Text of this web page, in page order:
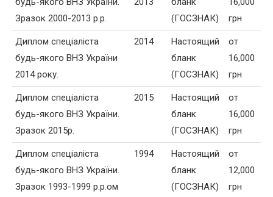
Зразок 2000-2013 р.р.
(ГОСЗНАК)
грн
Диплом спеціаліста
будь-якого ВНЗ України
2014 року.
2014
Настоящий
бланк
(ГОСЗНАК)
от
16,000
грн
Диплом спеціаліста
будь-якого ВНЗ України.
Зразок 2015р.
2015
Настоящий
бланк
(ГОСЗНАК)
от
16,000
грн
Диплом спеціаліста
будь-якого ВНЗ України.
Зразок 1993-1999 р.р.ом
1994
Настоящий
бланк
(ГОСЗНАК)
от
12,000
грн